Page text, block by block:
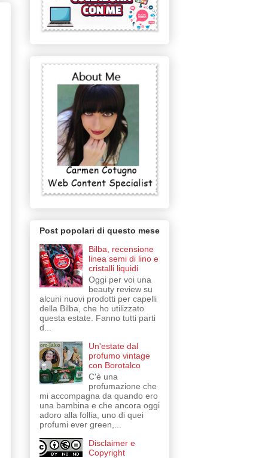
Post popolari di questo mese
Bilba, recensione
linea semi di lino e
cristalli liquidi
Oggi per voi una
beauty review su
alcuni nuovi prodotti per capelli
della Bilba, che ho utilizzato
questa estate. Fanno tutti parti
d...
Un'estate dal
profumo vintage
con Borotalco
C'è una
profumazione che
mi accompagna da quando ero
una bambina e che ancora oggi
adoro alla follia, uno di quei
profumi ever green,...
Disclaimer e
Copyright